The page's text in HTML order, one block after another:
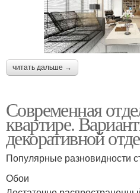
читать дальше →
Современная
квартире.
декоративной
Популярные разновидности
Обои